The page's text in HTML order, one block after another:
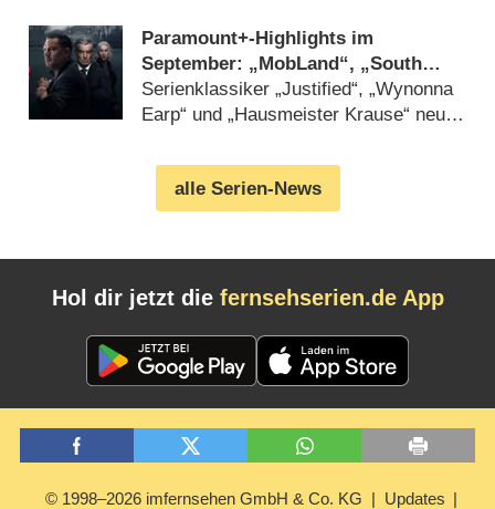
Paramount+-Highlights im
September: „MobLand“, „South
Park“, „FBI“, „DOC“ und
„Farscape“
Serienklassiker „Justified“, „Wynonna
Earp“ und „Hausmeister Krause“ neu
alle Serien-News
Hol dir jetzt die fernsehserien.de App
© 1998–2026 imfernsehen GmbH & Co. KG Updates